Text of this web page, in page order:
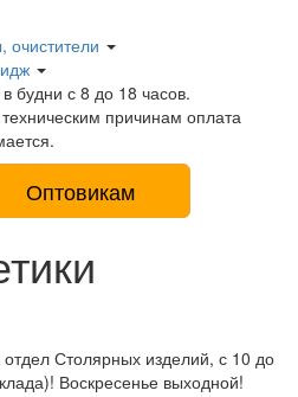
очистители
будни с 8 до 18 часов.
причинам оплата
Оптовикам
отдел Столярных изделий, с 10 до
Воскресенье выходной!